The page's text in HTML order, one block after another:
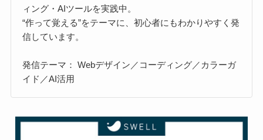
ィング・AIツールを実践中。
“作って覚える”をテーマに、初心者にもわかりやすく発
信しています。
発信テーマ： Webデザイン／コーディング／カラーガ
イド／AI活用